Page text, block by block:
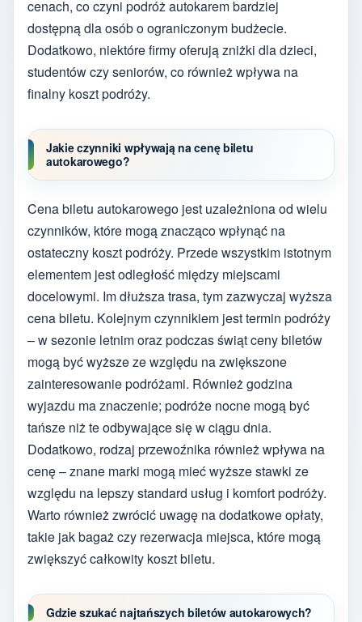
cenach, co czyni podróż autokarem bardziej
dostępną dla osób o ograniczonym budżecie.
Dodatkowo, niektóre firmy oferują zniżki dla dzieci,
studentów czy seniorów, co również wpływa na
finalny koszt podróży.
Jakie czynniki wpływają na cenę biletu
autokarowego?
Cena biletu autokarowego jest uzależniona od wielu
czynników, które mogą znacząco wpłynąć na
ostateczny koszt podróży. Przede wszystkim istotnym
elementem jest odległość między miejscami
docelowymi. Im dłuższa trasa, tym zazwyczaj wyższa
cena biletu. Kolejnym czynnikiem jest termin podróży
– w sezonie letnim oraz podczas świąt ceny biletów
mogą być wyższe ze względu na zwiększone
zainteresowanie podróżami. Również godzina
wyjazdu ma znaczenie; podróże nocne mogą być
tańsze niż te odbywające się w ciągu dnia.
Dodatkowo, rodzaj przewoźnika również wpływa na
cenę – znane marki mogą mieć wyższe stawki ze
względu na lepszy standard usług i komfort podróży.
Warto również zwrócić uwagę na dodatkowe opłaty,
takie jak bagaż czy rezerwacja miejsca, które mogą
zwiększyć całkowity koszt biletu.
Gdzie szukać najtańszych biletów autokarowych?